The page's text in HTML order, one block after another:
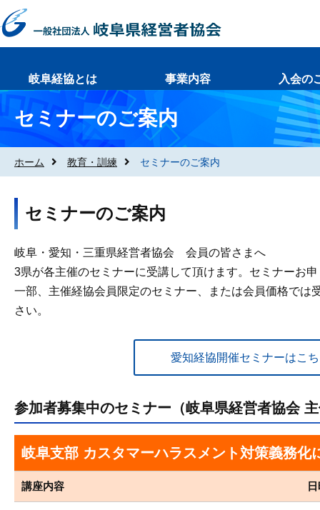
岐阜経協とは 事業内容 入会の
セミナーのご案内
ホーム 教育・訓練 セミナーのご案内
セミナーのご案内
岐阜・愛知・三重県経営者協会 会員の皆さまへ
3県が各主催のセミナーに受講して頂けます。セミナーお
一部、主催経協会員限定のセミナー、または会員価格で
さい。
愛知経協開催セミナーはこ
参加者募集中のセミナー（岐阜県経営者協会
岐阜支部 カスタマーハラスメント対策義務化
講座内容